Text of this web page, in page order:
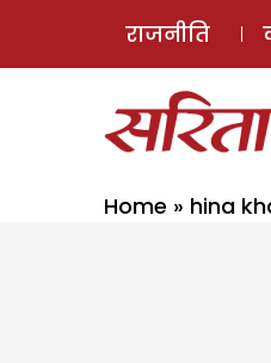
राजनीति
Home » hina